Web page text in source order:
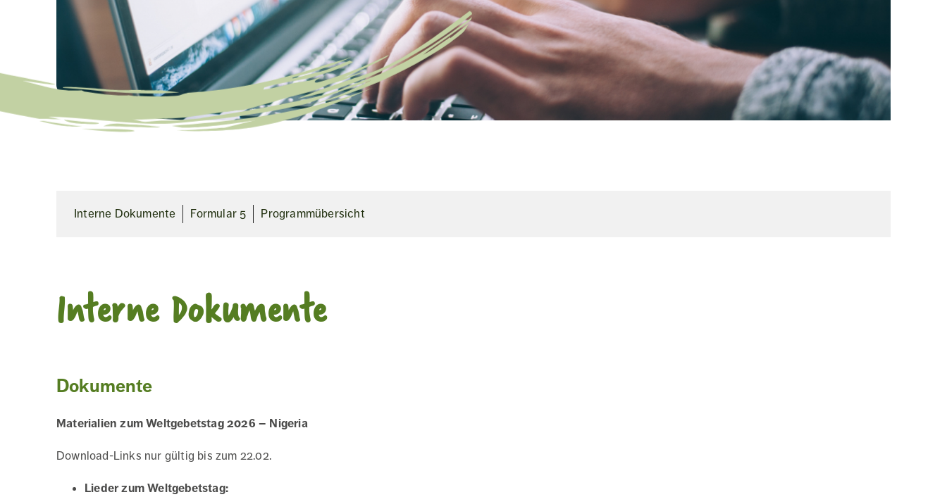
Interne Dokumente Formular 5 Programmübersicht
Interne Dokumente
Dokumente
Materialien zum Weltgebetstag 2026 – Nigeria
Download-Links nur gültig bis zum 22.02.
Lieder zum Weltgebetstag: